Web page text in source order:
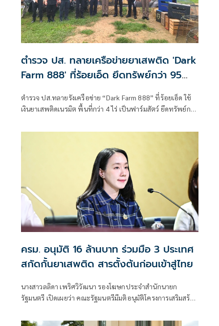
ตำรวจ ปส. ทลายเครือข่ายยาเสพติด 'Dark
Farm 888' ที่ร้อยเอ็ด ยึดทรัพย์กว่า 95
ตำรวจ ปส.ทลายรังเครือข่าย “Dark Farm 888” ที่ร้อยเอ็ด ใช้
เงินยาเสพติดเนรมิต พื้นที่กว่า 4 ไร่ เป็นฟาร์มสัตว์ ยึดทรัพย์กว่า
ครม. อนุมัติ 16 ล้านบาท ร่วมมือ 3 ประเทศ
สกัดกั้นยาเสพติด สารตั้งต้นก่อนเข้าสู่ไทย
นางสาวลลิดา เพริศวิวัฒนา รองโฆษกประจำสำนักนายก
รัฐมนตรี เปิดเผยว่า คณะรัฐมนตรีมีมติอนุมัติโครงการเสริมสร้าง
ยาเสพติดและทำลายเครือข่ายการค้ายาเสพติดระหว่าง